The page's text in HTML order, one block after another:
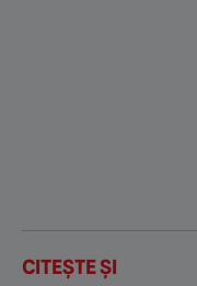
CITEȘTE ȘI